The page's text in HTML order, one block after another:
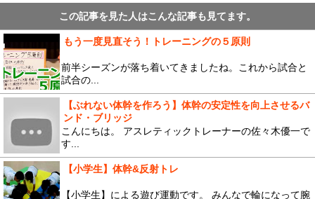
この記事を見た人はこんな記事も見てます。
もう一度見直そう！トレーニングの５原則
前半シーズンが落ち着いてきましたね。これから試合と
試合の...
【ぶれない体幹を作ろう】体幹の安定性を向上させるバ
ンド・ブリッジ
こんにちは。 アスレティックトレーナーの佐々木優一で
す...
【小学生】体幹&反射トレ
【小学生】による遊び運動です。 みんなで輪になって腕